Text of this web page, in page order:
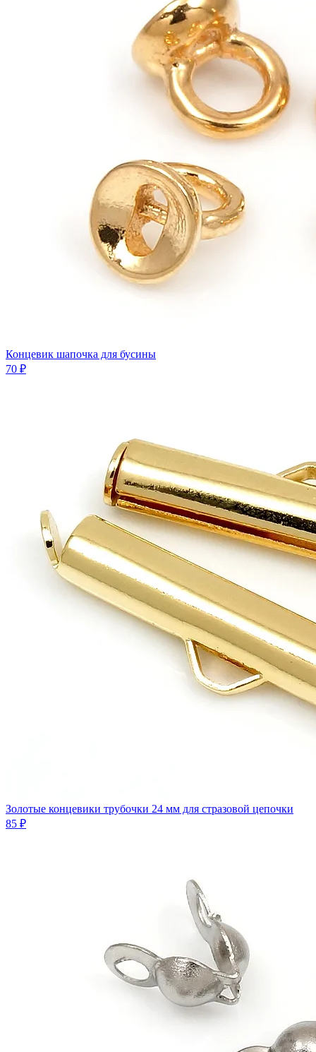
Концевик шапочка для бусины
70 ₽
Золотые концевики трубочки 24 мм для стразовой цепочки
85 ₽